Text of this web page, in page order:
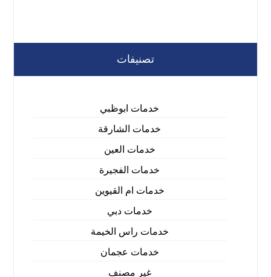
تصنيفات
خدمات ابوظبي
خدمات الشارقة
خدمات العين
خدمات الفجيرة
خدمات ام القيوين
خدمات دبي
خدمات راس الخيمة
خدمات عجمان
غير مصنف